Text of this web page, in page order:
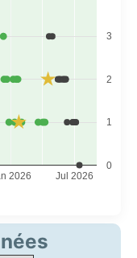
2026 Jul 2026
0
1
2
3